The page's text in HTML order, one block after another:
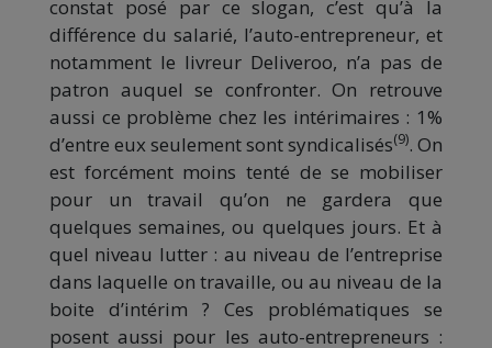
constat posé par ce slogan, c’est qu’à la
différence du salarié, l’auto-entrepreneur, et
notamment le livreur Deliveroo, n’a pas de
patron auquel se confronter. On retrouve
aussi ce problème chez les intérimaires : 1%
d’entre eux seulement sont syndicalisés(9). On
est forcément moins tenté de se mobiliser
pour un travail qu’on ne gardera que
quelques semaines, ou quelques jours. Et à
quel niveau lutter : au niveau de l’entreprise
dans laquelle on travaille, ou au niveau de la
boite d’intérim ? Ces problématiques se
posent aussi pour les auto-entrepreneurs :